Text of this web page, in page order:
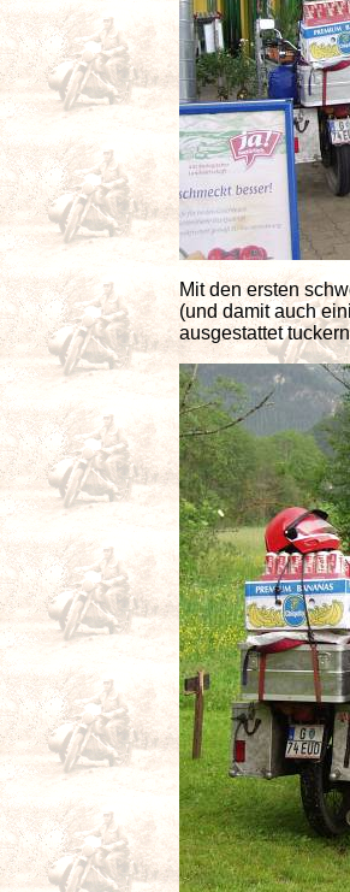
Mit den ersten
(und damit auch
ausgestattet